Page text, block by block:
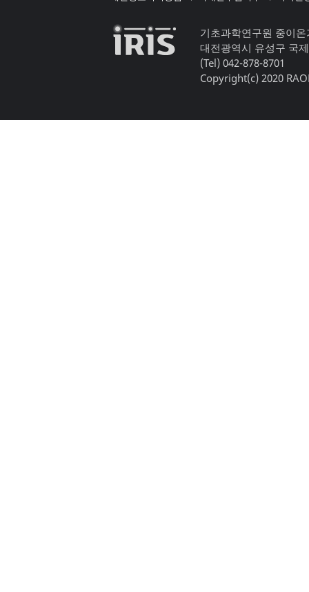
기초과학연구원 중이
대전광역시 유성구 국
(Tel) 042-878-8701
Copyright(c) 2020